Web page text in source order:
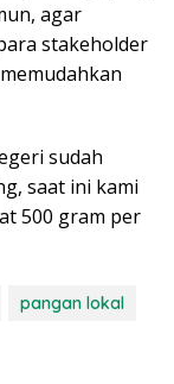
agar
stakeholder
sudah
saat ini kami
500 gram per
pangan lokal